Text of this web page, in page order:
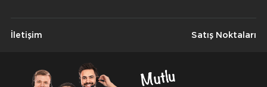
İletişim Satış Noktaları